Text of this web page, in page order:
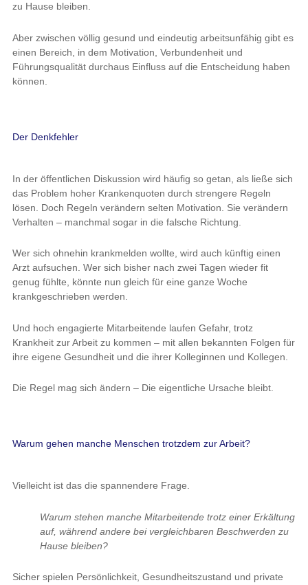
zu Hause bleiben.
Aber zwischen völlig gesund und eindeutig arbeitsunfähig gibt es
einen Bereich, in dem Motivation, Verbundenheit und
Führungsqualität durchaus Einfluss auf die Entscheidung haben
können.
Der Denkfehler
In der öffentlichen Diskussion wird häufig so getan, als ließe sich
das Problem hoher Krankenquoten durch strengere Regeln
lösen. Doch Regeln verändern selten Motivation. Sie verändern
Verhalten – manchmal sogar in die falsche Richtung.
Wer sich ohnehin krankmelden wollte, wird auch künftig einen
Arzt aufsuchen. Wer sich bisher nach zwei Tagen wieder fit
genug fühlte, könnte nun gleich für eine ganze Woche
krankgeschrieben werden.
Und hoch engagierte Mitarbeitende laufen Gefahr, trotz
Krankheit zur Arbeit zu kommen – mit allen bekannten Folgen für
ihre eigene Gesundheit und die ihrer Kolleginnen und Kollegen.
Die Regel mag sich ändern – Die eigentliche Ursache bleibt.
Warum gehen manche Menschen trotzdem zur Arbeit?
Vielleicht ist das die spannendere Frage.
Warum stehen manche Mitarbeitende trotz einer Erkältung
auf, während andere bei vergleichbaren Beschwerden zu
Hause bleiben?
Sicher spielen Persönlichkeit, Gesundheitszustand und private